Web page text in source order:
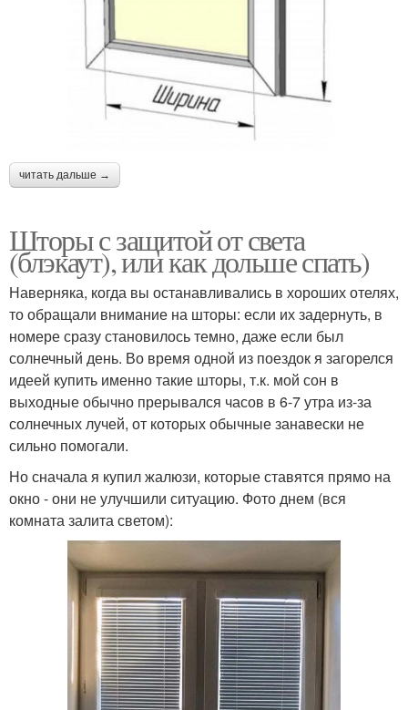
читать дальше →
Шторы с защитой от света
(блэкаут), или как дольше спать)
Наверняка, когда вы останавливались в хороших отелях,
то обращали внимание на шторы: если их задернуть, в
номере сразу становилось темно, даже если был
солнечный день. Во время одной из поездок я загорелся
идеей купить именно такие шторы, т.к. мой сон в
выходные обычно прерывался часов в 6-7 утра из-за
солнечных лучей, от которых обычные занавески не
сильно помогали.
Но сначала я купил жалюзи, которые ставятся прямо на
окно - они не улучшили ситуацию. Фото днем (вся
комната залита светом):